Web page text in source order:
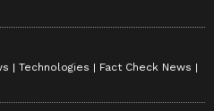
Technologies
Fact Check News